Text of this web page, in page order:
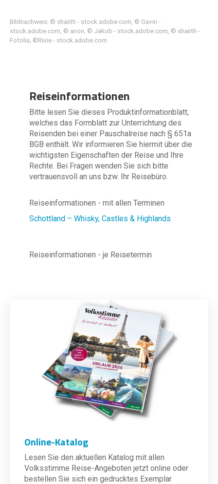
Bildnachweis: © shaiith - stock.adobe.com, © Gavin -
stock.adobe.com, © anon, © Jakob - stock.adobe.com, © shaiith -
Fotolia, ©Rixie - stock.adobe.com
Reiseinformationen
Bitte lesen Sie dieses Produktinformationblatt,
welches das Formblatt zur Unterrichtung des
Reisenden bei einer Pauschalreise nach § 651a
BGB enthält. Wir informieren Sie hiermit über die
wichtigsten Eigenschaften der Reise und Ihre
Rechte. Bei Fragen wenden Sie sich bitte
vertrauensvoll an uns bzw. Ihr Reisebüro.
Reiseinformationen - mit allen Terminen
Schottland – Whisky, Castles & Highlands
Reiseinformationen - je Reisetermin
Online-Katalog
Lesen Sie den aktuellen Katalog mit allen
Volksstimme Reise-Angeboten jetzt online oder
bestellen Sie sich ein gedrucktes Exemplar